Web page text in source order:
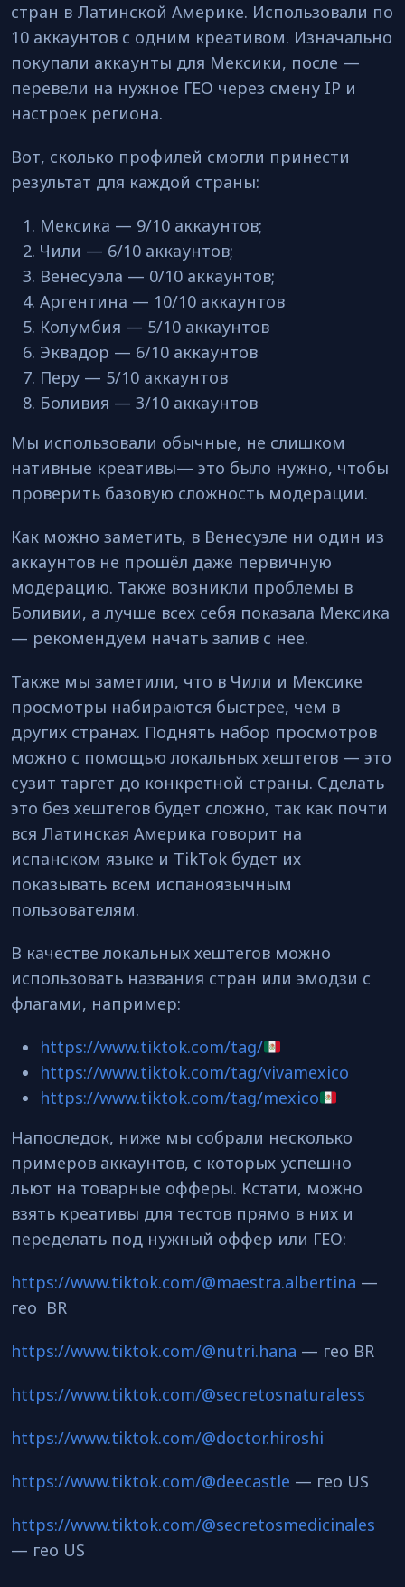
стран в Латинской Америке. Использовали по
10 аккаунтов с одним креативом. Изначально
покупали аккаунты для Мексики, после —
перевели на нужное ГЕО через смену IP и
настроек региона.
Вот, сколько профилей смогли принести
результат для каждой страны:
Мексика — 9/10 аккаунтов;
Чили — 6/10 аккаунтов;
Венесуэла — 0/10 аккаунтов;
Аргентина — 10/10 аккаунтов
Колумбия — 5/10 аккаунтов
Эквадор — 6/10 аккаунтов
Перу — 5/10 аккаунтов
Боливия — 3/10 аккаунтов
Мы использовали обычные, не слишком
нативные креативы— это было нужно, чтобы
проверить базовую сложность модерации.
Как можно заметить, в Венесуэле ни один из
аккаунтов не прошёл даже первичную
модерацию. Также возникли проблемы в
Боливии, а лучше всех себя показала Мексика
— рекомендуем начать залив с нее.
Также мы заметили, что в Чили и Мексике
просмотры набираются быстрее, чем в
других странах. Поднять набор просмотров
можно с помощью локальных хештегов — это
сузит таргет до конкретной страны. Сделать
это без хештегов будет сложно, так как почти
вся Латинская Америка говорит на
испанском языке и TikTok будет их
показывать всем испаноязычным
пользователям.
В качестве локальных хештегов можно
использовать названия стран или эмодзи с
флагами, например:
https://www.tiktok.com/tag/
https://www.tiktok.com/tag/vivamexico
https://www.tiktok.com/tag/mexico
Напоследок, ниже мы собрали несколько
примеров аккаунтов, с которых успешно
льют на товарные офферы. Кстати, можно
взять креативы для тестов прямо в них и
переделать под нужный оффер или ГЕО:
https://www.tiktok.com/@maestra.albertina —
гео BR
https://www.tiktok.com/@nutri.hana — гео BR
https://www.tiktok.com/@secretosnaturaless
https://www.tiktok.com/@doctor.hiroshi
https://www.tiktok.com/@deecastle — гео US
https://www.tiktok.com/@secretosmedicinales
— гео US